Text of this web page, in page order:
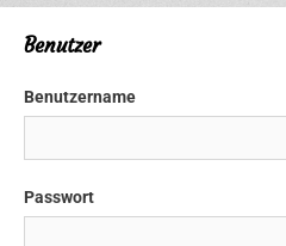
Benutzer
Benutzername
Passwort